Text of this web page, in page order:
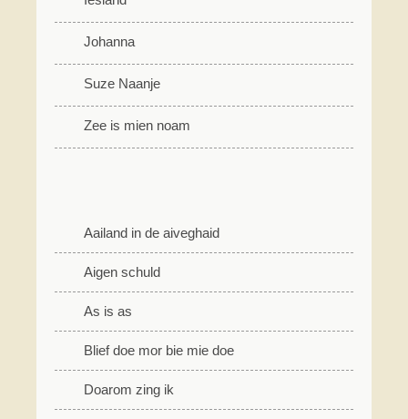
Johanna
Suze Naanje
Zee is mien noam
Aailand in de aiveghaid
Aigen schuld
As is as
Blief doe mor bie mie doe
Doarom zing ik